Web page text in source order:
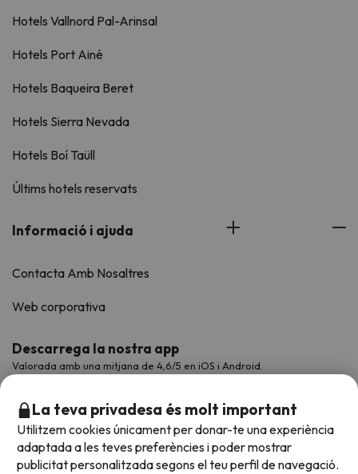
Hotels Vallnord Pal-Arinsal
Hotels Port Ainé
Hotels Baqueira Beret
Hotels Sierra Nevada
Hotels Boí Taüll
Últims hotels reservats
Informació i ajuda
Contacta Amb Nosaltres
Web corporativa
Descarrega la nostra app
Valorada amb una mitjana de 4,6/5 en iOS i Android.
La teva privadesa és molt important
Utilitzem cookies únicament per donar-te una experiència
adaptada a les teves preferències i poder mostrar
publicitat personalitzada segons el teu perfil de navegació.